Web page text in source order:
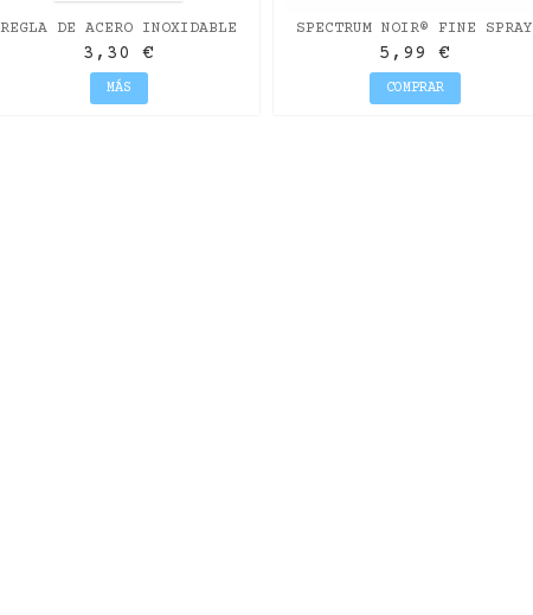
REGLA DE ACERO INOXIDABLE
CON CORCHO ANTIDESLIZANTE
DE...
3,30 €
MÁS
SPECTRUM NOIR® FINE SPRAY
MISTERS 4PC
5,99 €
COMPRAR